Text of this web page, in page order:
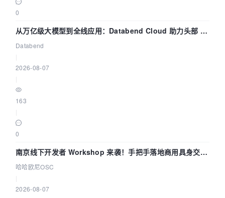
0
从万亿级大模型到全线应用：Databend Cloud 助力头部 AI
企业构建全链路 Trace 数据管道
Databend
2026-08-07
163
0
南京线下开发者 Workshop 来袭！手把手落地商用具身交互
智能 Agent 应用
哈哈欧尼OSC
2026-08-07